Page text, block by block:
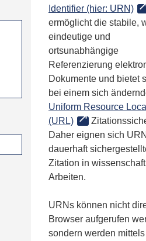
Identifier (hier: URN)
ermöglicht die stabile,
eindeutige und
ortsunabhängige
Referenzierung
Dokumente und bietet
bei einem sich
Uniform Resource
(URL)
Daher eignen sich
dauerhaft
Zitation in
Arbeiten.
URNs können nicht
Browser aufgerufen
sondern werden